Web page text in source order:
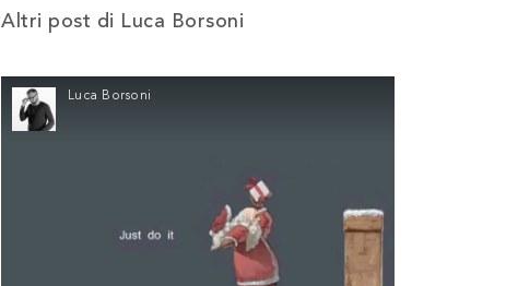
Altri post di Luca Borsoni
Luca Borsoni